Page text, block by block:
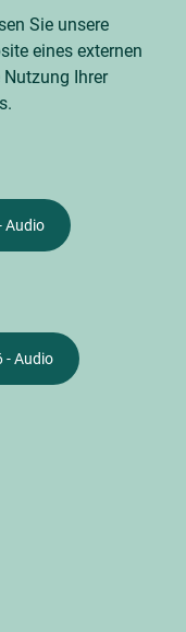
Sie unsere
eines externen
Ihrer
Audio
- Audio